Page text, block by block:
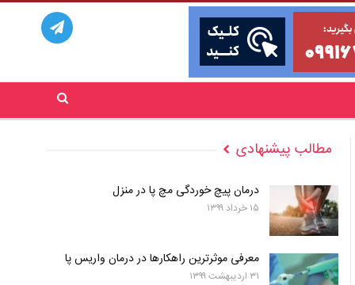
مطالب پیشنهادی
درمان پیچ خوردگی مچ پا در منزل
۱۵ خرداد ۱۳۹۹
معرفی موثرترین راهکارها در درمان واریس پا
۳۱ اردیبهشت ۱۳۹۹